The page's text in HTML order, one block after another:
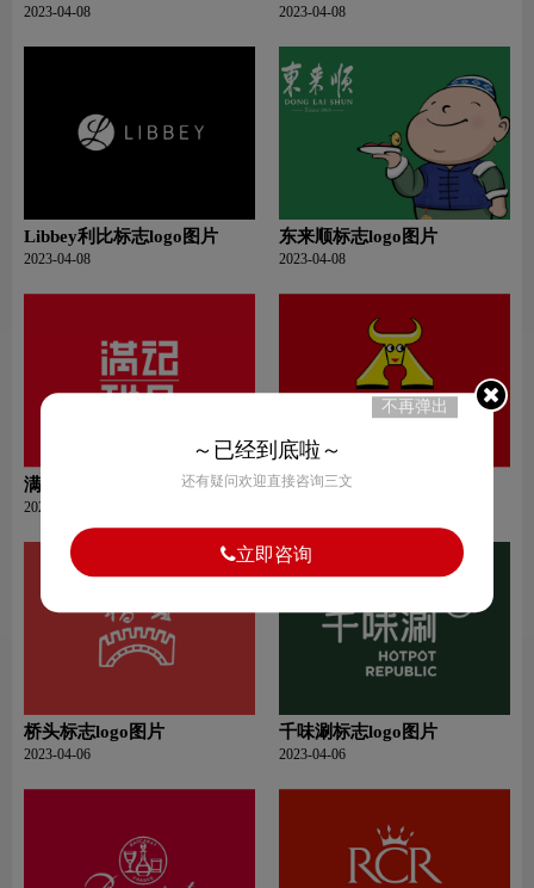
2023-04-08 2023-04-08
Libbey利比标志logo图片
2023-04-08
东来顺标志logo图片
2023-04-08
满记甜品标志logo图片
2023-04-07
豪享来标志logo图片
桥头标志logo图片
2023-04-06
千味涮标志logo图片
2023-04-06
不再弹出
～已经到底啦～
还有疑问欢迎直接咨询三文
立即咨询